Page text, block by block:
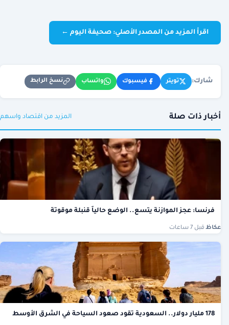
اقرأ المزيد من المصدر الأصلي: صحيفة اليوم ←
شارك: تويتر فيسبوك واتساب نسخ الرابط
أخبار ذات صلة المزيد من اقتصاد واسهم
فرنسا: عجز الموازنة يتسع.. الوضع حالياً قنبلة موقوتة
عكاظ قبل 7 ساعات
178 مليار دولار.. السعودية تقود صعود السياحة في الشرق الأوسط